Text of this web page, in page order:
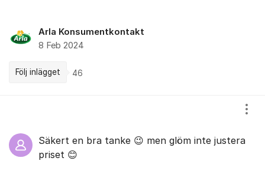
Arla Konsumentkontakt
8 Feb 2024
Följ inlägget 46
Säkert en bra tanke 😉 men glöm inte justera
priset 😊